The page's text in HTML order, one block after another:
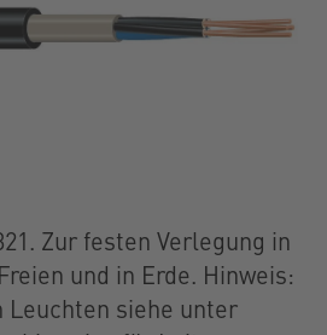
Zur festen Verlegung in
und in Erde. Hinweis:
Leuchten siehe unter